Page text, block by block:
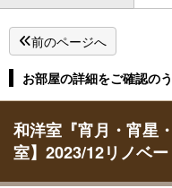
前のページへ
お部屋の詳細をご確認の
和洋室『宵月・宵星
室】2023/12リノベー